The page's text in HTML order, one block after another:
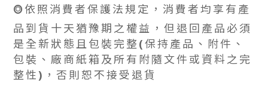
⭗依照消費者保護法規定，消費者均享有產
品到貨十天猶豫期之權益，但退回產品必須
是全新狀態且包裝完整(保持產品、附件、
包裝、廠商紙箱及所有附隨文件或資料之完
整性)，否則恕不接受退貨